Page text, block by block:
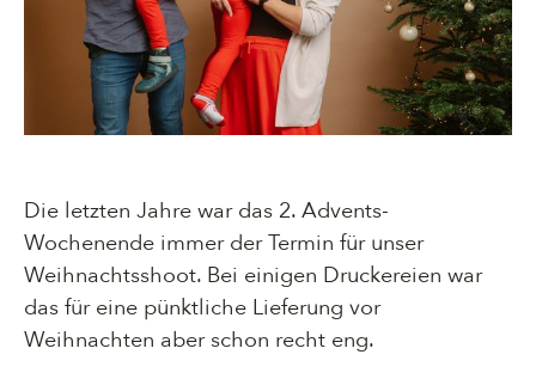
Die letzten Jahre war das 2. Advents-
Wochenende immer der Termin für unser
Weihnachtsshoot. Bei einigen Druckereien war
das für eine pünktliche Lieferung vor
Weihnachten aber schon recht eng.